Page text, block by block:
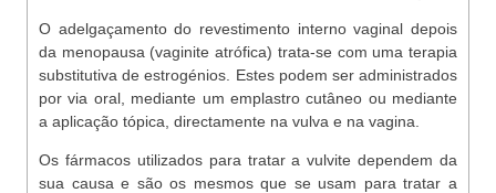
O adelgaçamento do revestimento interno vaginal depois
da menopausa (vaginite atrófica) trata-se com uma terapia
substitutiva de estrogénios. Estes podem ser administrados
por via oral, mediante um emplastro cutâneo ou mediante
a aplicação tópica, directamente na vulva e na vagina.
Os fármacos utilizados para tratar a vulvite dependem da
sua causa e são os mesmos que se usam para tratar a